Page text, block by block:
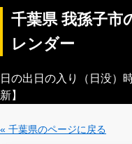
千葉県 我孫子市
レンダー
日の出日の入り（日没）
新】
« 千葉県のページに戻る